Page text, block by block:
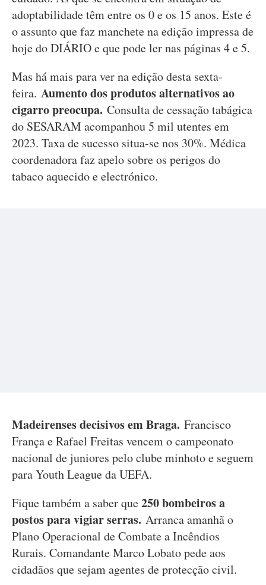
adoptabilidade têm entre os 0 e os 15 anos. Este é
o assunto que faz manchete na edição impressa de
hoje do DIÁRIO e que pode ler nas páginas 4 e 5.
Mas há mais para ver na edição desta sexta-
feira. Aumento dos produtos alternativos ao
cigarro preocupa. Consulta de cessação tabágica
do SESARAM acompanhou 5 mil utentes em
2023. Taxa de sucesso situa-se nos 30%. Médica
coordenadora faz apelo sobre os perigos do
tabaco aquecido e electrónico.
Madeirenses decisivos em Braga. Francisco
França e Rafael Freitas vencem o campeonato
nacional de juniores pelo clube minhoto e seguem
para Youth League da UEFA.
Fique também a saber que250 bombeiros a
postos para vigiar serras. Arranca amanhã o
Plano Operacional de Combate a Incêndios
Rurais. Comandante Marco Lobato pede aos
cidadãos que sejam agentes de protecção civil.